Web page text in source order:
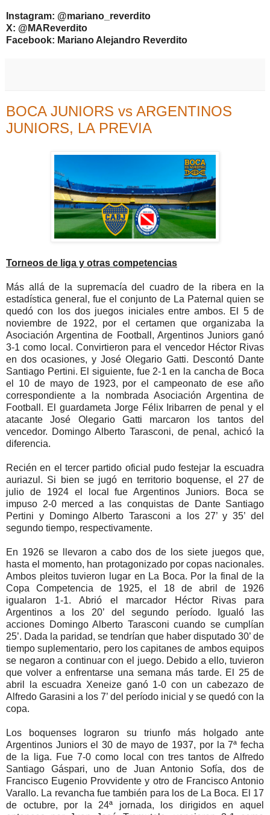
Instagram: @mariano_reverdito
X: @MAReverdito
Facebook: Mariano Alejandro Reverdito
BOCA JUNIORS vs ARGENTINOS
JUNIORS, LA PREVIA
Torneos de liga y otras competencias
Más allá de la supremacía del cuadro de la ribera en la
estadística general, fue el conjunto de La Paternal quien se
quedó con los dos juegos iniciales entre ambos. El 5 de
noviembre de 1922, por el certamen que organizaba la
Asociación Argentina de Football, Argentinos Juniors ganó
3-1 como local. Convirtieron para el vencedor Héctor Rivas
en dos ocasiones, y José Olegario Gatti. Descontó Dante
Santiago Pertini. El siguiente, fue 2-1 en la cancha de Boca
el 10 de mayo de 1923, por el campeonato de ese año
correspondiente a la nombrada Asociación Argentina de
Football. El guardameta Jorge Félix Iribarren de penal y el
atacante José Olegario Gatti marcaron los tantos del
vencedor. Domingo Alberto Tarasconi, de penal, achicó la
diferencia.
Recién en el tercer partido oficial pudo festejar la escuadra
auriazul. Si bien se jugó en territorio boquense, el 27 de
julio de 1924 el local fue Argentinos Juniors. Boca se
impuso 2-0 merced a las conquistas de Dante Santiago
Pertini y Domingo Alberto Tarasconi a los 27’ y 35’ del
segundo tiempo, respectivamente.
En 1926 se llevaron a cabo dos de los siete juegos que,
hasta el momento, han protagonizado por copas nacionales.
Ambos pleitos tuvieron lugar en La Boca. Por la final de la
Copa Competencia de 1925, el 18 de abril de 1926
igualaron 1-1. Abrió el marcador Héctor Rivas para
Argentinos a los 20’ del segundo período. Igualó las
acciones Domingo Alberto Tarasconi cuando se cumplían
25’. Dada la paridad, se tendrían que haber disputado 30’ de
tiempo suplementario, pero los capitanes de ambos equipos
se negaron a continuar con el juego. Debido a ello, tuvieron
que volver a enfrentarse una semana más tarde. El 25 de
abril la escuadra Xeneize ganó 1-0 con un cabezazo de
Alfredo Garasini a los 7’ del período inicial y se quedó con la
copa.
Los boquenses lograron su triunfo más holgado ante
Argentinos Juniors el 30 de mayo de 1937, por la 7ª fecha
de la liga. Fue 7-0 como local con tres tantos de Alfredo
Santiago Gáspari, uno de Juan Antonio Sofía, dos de
Francisco Eugenio Provvidente y otro de Francisco Antonio
Varallo. La revancha fue también para los de La Boca. El 17
de octubre, por la 24ª jornada, los dirigidos en aquel